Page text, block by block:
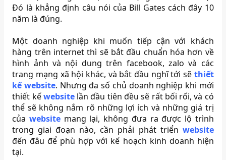
Đó là khẳng định câu nói của Bill Gates cách đây 10
năm là đúng.
Một doanh nghiệp khi muốn tiếp cận với khách
hàng trên internet thì sẽ bắt đầu chuẩn hóa hơn về
hình ảnh và nội dung trên facebook, zalo và các
trang mạng xã hội khác, và bắt đầu nghĩ tới sẽ thiết
kế website. Nhưng đa số chủ doanh nghiệp khi mới
thiết kếwebsitelần đầu tiên đều sẽ rất bối rối, và có
thể sẽ không nắm rõ những lợi ích và những giá trị
củawebsite mang lại, không đưa ra được lộ trình
trong giai đoạn nào, cần phải phát triển website
đến đâu để phù hợp với kế hoạch kinh doanh hiện
tại.